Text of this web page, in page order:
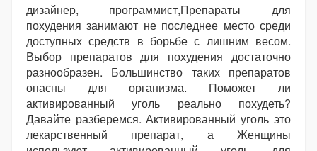
дизайнер, программист,Препараты для
похудения занимают не последнее место среди
доступных средств в борьбе с лишним весом.
Выбор препаратов для похудения достаточно
разнообразен. Большинство таких препаратов
опасны для организма. Поможет ли
активированный уголь реально похудеть?
Давайте разберемся. Активированный уголь это
лекарственный препарат, а Женщины